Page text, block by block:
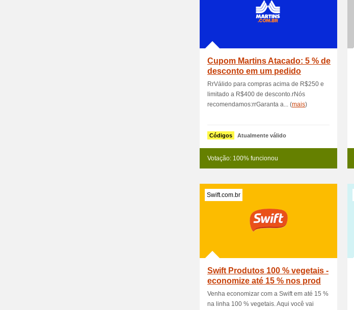
Cupom Martins Atacado: 5 % de
desconto em um pedido
RrVálido para compras acima de R$250 e
limitado a R$400 de desconto.rNós
recomendamos:rrGaranta a... (mais)
Códigos Atualmente válido
Votação: 100% funcionou
Swift.com.br
Swift Produtos 100 % vegetais -
economize até 15 % nos prod
Venha economizar com a Swift em até 15 %
na linha 100 % vegetais. Aqui você vai